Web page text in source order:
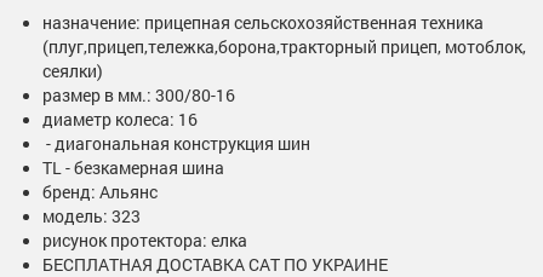
назначение: прицепная сельскохозяйственная техника
(плуг,прицеп,тележка,борона,тракторный прицеп, мотоблок,
сеялки)
размер в мм.: 300/80-16
диаметр колеса: 16
- диагональная конструкция шин
TL - безкамерная шина
бренд: Альянс
модель: 323
рисунок протектора: елка
БЕСПЛАТНАЯ ДОСТАВКА САТ ПО УКРАИНЕ